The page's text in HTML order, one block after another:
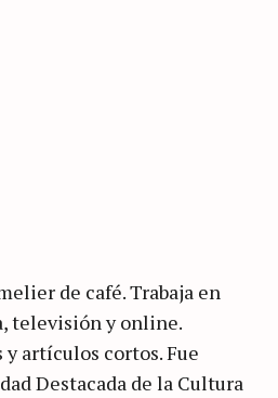
de café. Trabaja en
televisión y online.
artículos cortos. Fue
Destacada de la Cultura